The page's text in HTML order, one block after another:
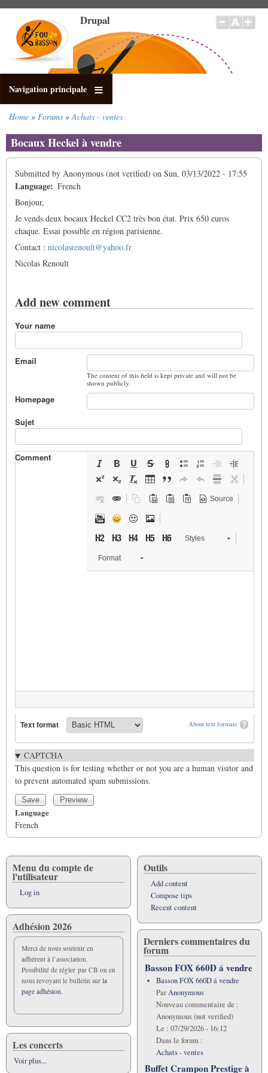
main
content
Drupal
Navigation principale
Home Forums Achats - ventes
Bocaux Heckel à vendre
Submitted by Anonymous (not verified) on Sun, 03/13/2022 - 17:55
Language
French
Bonjour,
Je vends deux bocaux Heckel CC2 très bon état. Prix 650 euros
chaque. Essai possible en région parisienne.
Contact : nicolasrenoult@yahoo.fr
Nicolas Renoult
Add new comment
Your name
Email
The content of this field is kept private and will not be
shown publicly.
Homepage
Sujet
Comment
Source
Styles
Format
About text formats
Text format
CAPTCHA
This question is for testing whether or not you are a human visitor and
to prevent automated spam submissions.
Language
French
Menu du compte de
l'utilisateur
Log in
Adhésion 2026
Merci de nous soutenir en
adhérent à l’association.
Possibilité de régler par CB ou en
nous revoyant le bulletin sur la
page adhésion.
Les concerts
Voir plus...
Outils
Add content
Compose tips
Recent content
Derniers commentaires du
forum
Basson FOX 660D á vendre
Basson FOX 660D á vendre
ParAnonymous
Nouveau commentaire de :
Anonymous (not verified)
Le : 07/29/2026 - 16:12
Dans le forum :
Achats - ventes
Buffet Crampon Prestige à